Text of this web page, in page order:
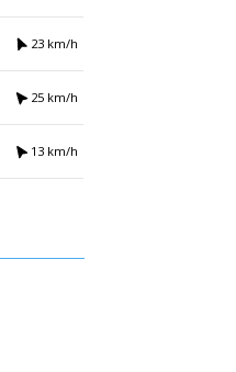
23 km/h
25 km/h
13 km/h